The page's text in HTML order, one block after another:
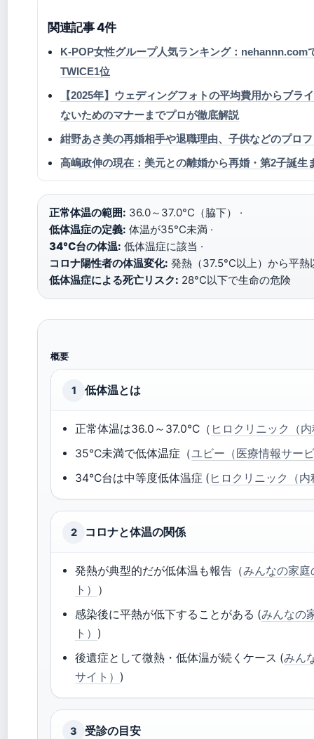
関連記事 4件
K-POP女性グループ人気ランキング：nehannn.com
TWICE1位
【2025年】ウェディングフォトの平均費用からブラ
ないためのマナーまでプロが徹底解説
紺野あさ美の再婚相手や退職理由、子供などのプロ
高嶋政伸の現在：美元との離婚から再婚・第2子誕生
正常体温の範囲: 36.0～37.0°C（脇下） ·
低体温症の定義: 体温が35°C未満 ·
34°C台の体温: 低体温症に該当 ·
コロナ陽性者の体温変化: 発熱（37.5°C以上）から平熱
低体温症による死亡リスク: 28°C以下で生命の危険
概要
1 低体温とは
正常体温は36.0～37.0°C（ ヒロクリニック（
35°C未満で低体温症（ユビー（医療情報サー
34°C台は中等度低体温症 ( ヒロクリニック（
2 コロナと体温の関係
発熱が典型的だが低体温も報告（みんなの家
ト） ）
感染後に平熱が低下することがある (みんなの
ト） )
後遺症として微熱・低体温が続くケース (みん
サイト） )
3 受診の目安